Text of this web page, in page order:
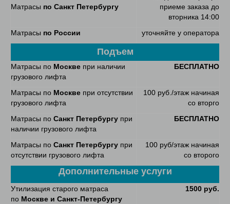
Матрасы по Санкт Петербургу
приеме заказа до
вторника 14:00
Матрасы по России уточняйте у оператора
Подъем
Матрасы по Москве при наличии
грузового лифта
БЕСПЛАТНО
Матрасы по Москве при отсутствии
грузового лифта
100 руб./этаж начиная
со вторго
Матрасы по Санкт Петербургу при
наличии грузового лифта
БЕСПЛАТНО
Матрасы по Санкт Петербургу при
отсутствии грузового лифта
100 руб/этаж начиная
со второго
Дополнительные услуги
Утилизация старого матраса
по Москве и Санкт-Петербургу
1500 руб.